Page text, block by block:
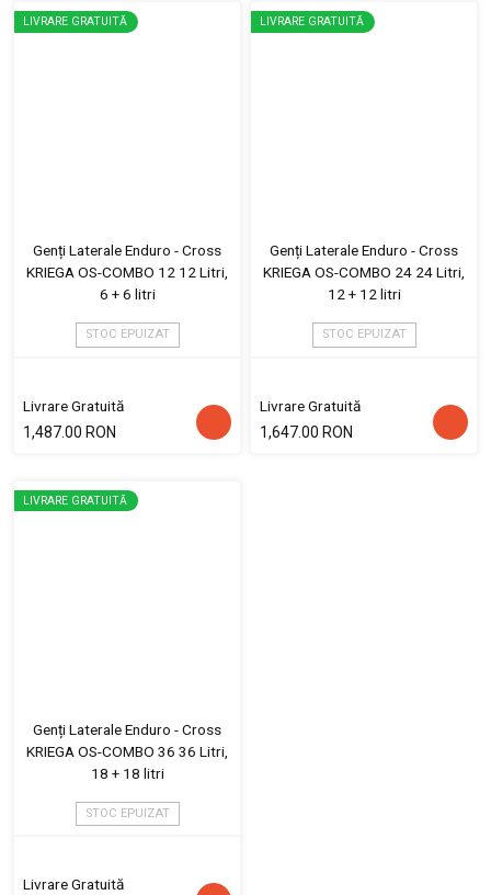
LIVRARE GRATUITĂ
Genți Laterale Enduro - Cross
KRIEGA OS-COMBO 12 12 Litri,
6 + 6 litri
STOC EPUIZAT
Livrare Gratuită
1,487.00 RON
LIVRARE GRATUITĂ
Genți Laterale Enduro - Cross
KRIEGA OS-COMBO 24 24 Litri,
12 + 12 litri
STOC EPUIZAT
Livrare Gratuită
1,647.00 RON
LIVRARE GRATUITĂ
Genți Laterale Enduro - Cross
KRIEGA OS-COMBO 36 36 Litri,
18 + 18 litri
STOC EPUIZAT
Livrare Gratuită